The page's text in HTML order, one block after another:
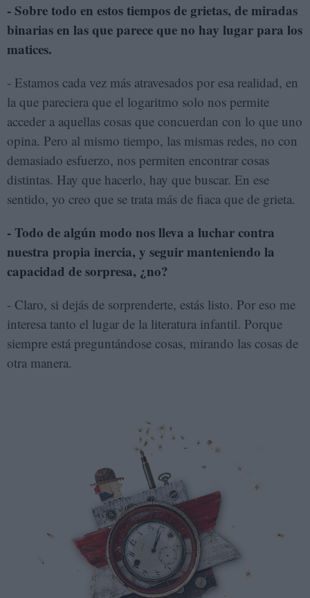
- Sobre todo en estos tiempos de grietas, de miradas
binarias en las que parece que no hay lugar para los
matices.
- Estamos cada vez más atravesados por esa realidad, en
la que pareciera que el logaritmo solo nos permite
acceder a aquellas cosas que concuerdan con lo que uno
opina. Pero al mismo tiempo, las mismas redes, no con
demasiado esfuerzo, nos permiten encontrar cosas
distintas. Hay que hacerlo, hay que buscar. En ese
sentido, yo creo que se trata más de fiaca que de grieta.
- Todo de algún modo nos lleva a luchar contra
nuestra propia inercia, y seguir manteniendo la
capacidad de sorpresa, ¿no?
- Claro, si dejás de sorprenderte, estás listo. Por eso me
interesa tanto el lugar de la literatura infantil. Porque
siempre está preguntándose cosas, mirando las cosas de
otra manera.